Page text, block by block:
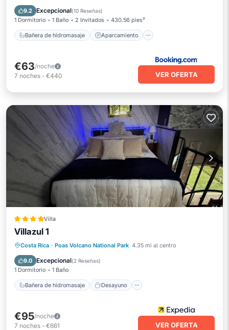
9.2 Excepcional(10 Reseñas)
1 Dormitorio 1 Baño 2 Invitados 430.56 pies²
Bañera de hidromasaje Aparcamiento
Balcón/Terraza
€63/noche
7 noches - €440 VER OFERTA
Villa
Villazul 1
Costa Rica · Poas Volcano National Park 4.35 mi al centro
9.0 Excepcional(2 Reseñas)
1 Dormitorio 1 Baño
Bañera de hidromasaje Desayuno
Bañera de hidromasaje
Desayuno
Aparcamiento
€95/noche
7 noches - €661 VER OFERTA